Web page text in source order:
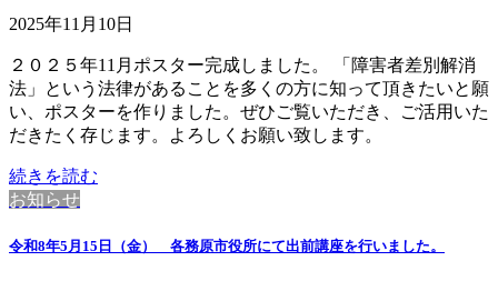
2025年11月10日
２０２５年11月ポスター完成しました。 「障害者差別解消
法」という法律があることを多くの方に知って頂きたいと願
い、ポスターを作りました。ぜひご覧いただき、ご活用いた
だきたく存じます。よろしくお願い致します。
続きを読む
お知らせ
令和8年5月15日（金） 各務原市役所にて出前講座を行いました。